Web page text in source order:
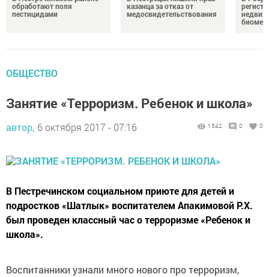
обработают поля
пестицидами
казанца за отказ от
медосвидетельствования
ОБЩЕСТВО
Занятие «Терроризм. Ребенок и школа»
автор, 6 октября 2017 - 07:16 1542 0 0
В Пестречинском социальном приюте для детей и
подростков «Шатлык» воспитателем Апакимовой Р.Х.
был проведен классный час о терроризме «Ребенок и
школа».
Воспитанники узнали много нового про терроризм,